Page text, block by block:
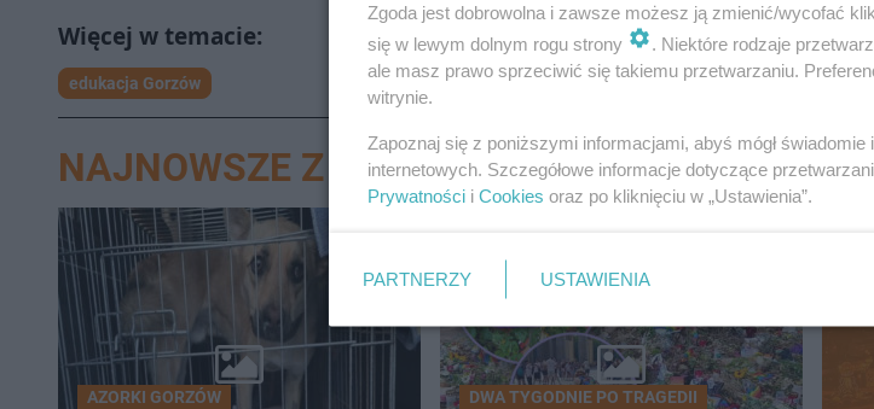
edukacja Gorzów
NAJNOWSZE Z DZIAŁU GORZÓW
AZORKI GORZÓW DWA TYGODNIE PO TRAGEDII
Zgoda jest dobrowolna i zawsze możesz ją zmienić/wycofać
się w lewym dolnym rogu strony
. Niektóre rodzaje
ale masz prawo sprzeciwić się takiemu przetwarzaniu.
witrynie.
Zapoznaj się z poniższymi informacjami, abyś mógł
internetowych. Szczegółowe informacje dotyczące
Prywatności i Cookies oraz po kliknięciu w „Ustawienia”.
PARTNERZY USTAWIENIA